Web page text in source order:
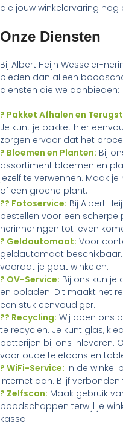
die jouw winkelervaring
Onze Diensten
Bij Albert Heijn Wesseler-
bieden dan alleen
diensten die we aanbieden:
? Pakket Afhalen en
Je kunt je pakket hier
zorgen ervoor dat het
? Bloemen en Planten: Bij
assortiment bloemen en
jezelf te verwennen. Maak
of een groene plant.
?? Fotoservice: Bij Albert
bestellen voor een scherpe
herinneringen tot leven
? Geldautomaat: Voor
geldautomaat
voordat je gaat winkelen.
? OV-Service: Bij ons kun
en opladen. Dit maakt het
een stuk eenvoudiger.
?? Recycling: Wij doen ons
te recyclen. Je kunt glas,
batterijen bij ons inleveren.
voor oude telefoons en
? WiFi-Service: In de winkel
internet aan. Blijf
? Zelfscan: Maak gebruik
boodschappen terwijl je
kassa!